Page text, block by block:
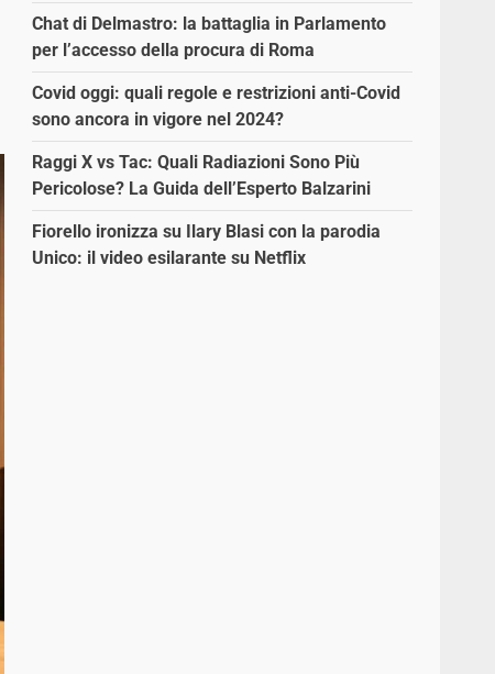
Chat di Delmastro: la battaglia in Parlamento
per l’accesso della procura di Roma
Covid oggi: quali regole e restrizioni anti-Covid
sono ancora in vigore nel 2024?
Raggi X vs Tac: Quali Radiazioni Sono Più
Pericolose? La Guida dell’Esperto Balzarini
Fiorello ironizza su Ilary Blasi con la parodia
Unico: il video esilarante su Netflix